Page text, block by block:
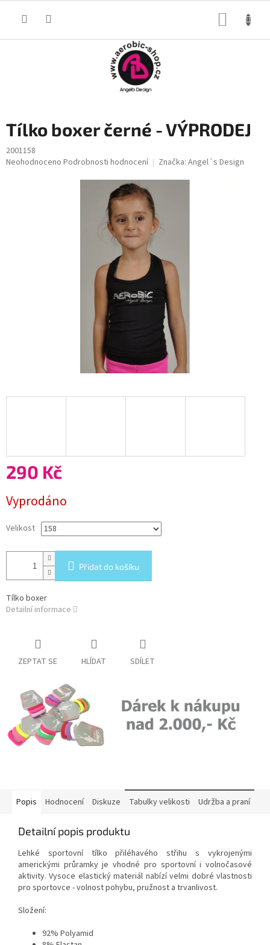
Tílko boxer černé - VÝPRODEJ
2001158
Průměrné
Neohodnoceno Podrobnosti hodnocení Značka: Angel´s Design
290 Kč
cena:
Vyprodáno
Velikost
Přidat do košíku
Tílko boxer
Detailní informace
ZEPTAT SE HLÍDAT SDÍLET
Popis Hodnocení Diskuze Tabulky velikosti Udržba a praní
Detailní popis produktu
Lehké sportovní tílko přiléhavého střihu s vykrojenými
americkými průramky je vhodné pro sportovní i volnočasové
aktivity. Vysoce elastický materiál nabízí velmi dobré vlastnosti
pro sportovce - volnost pohybu, pružnost a trvanlivost.
Složení:
92% Polyamid